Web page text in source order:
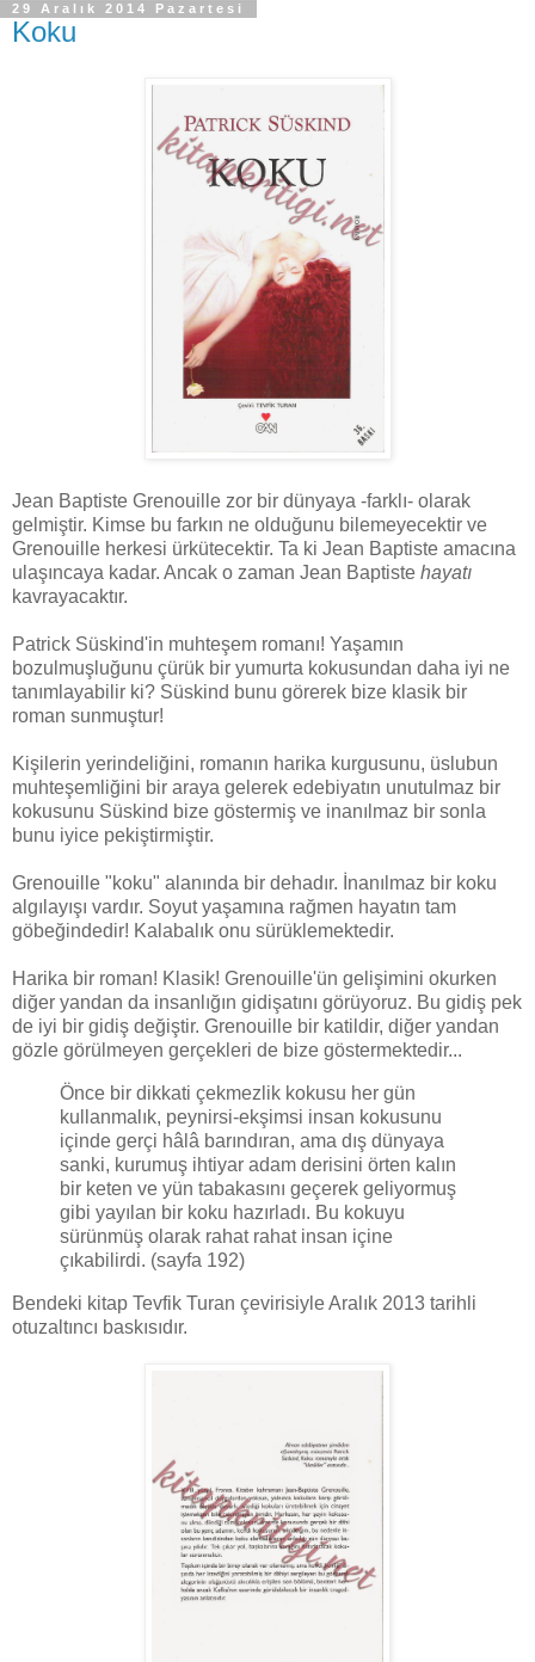
29 Aralık 2014 Pazartesi
Koku
Jean Baptiste Grenouille zor bir dünyaya -farklı- olarak
gelmiştir. Kimse bu farkın ne olduğunu bilemeyecektir ve
Grenouille herkesi ürkütecektir. Ta ki Jean Baptiste amacına
ulaşıncaya kadar. Ancak o zaman Jean Baptiste hayatı
kavrayacaktır.
Patrick Süskind'in muhteşem romanı! Yaşamın
bozulmuşluğunu çürük bir yumurta kokusundan daha iyi ne
tanımlayabilir ki? Süskind bunu görerek bize klasik bir
roman sunmuştur!
Kişilerin yerindeliğini, romanın harika kurgusunu, üslubun
muhteşemliğini bir araya gelerek edebiyatın unutulmaz bir
kokusunu Süskind bize göstermiş ve inanılmaz bir sonla
bunu iyice pekiştirmiştir.
Grenouille "koku" alanında bir dehadır. İnanılmaz bir koku
algılayışı vardır. Soyut yaşamına rağmen hayatın tam
göbeğindedir! Kalabalık onu sürüklemektedir.
Harika bir roman! Klasik! Grenouille'ün gelişimini okurken
diğer yandan da insanlığın gidişatını görüyoruz. Bu gidiş pek
de iyi bir gidiş değiştir. Grenouille bir katildir, diğer yandan
gözle görülmeyen gerçekleri de bize göstermektedir...
Önce bir dikkati çekmezlik kokusu her gün
kullanmalık, peynirsi-ekşimsi insan kokusunu
içinde gerçi hâlâ barındıran, ama dış dünyaya
sanki, kurumuş ihtiyar adam derisini örten kalın
bir keten ve yün tabakasını geçerek geliyormuş
gibi yayılan bir koku hazırladı. Bu kokuyu
sürünmüş olarak rahat rahat insan içine
çıkabilirdi. (sayfa 192)
Bendeki kitap Tevfik Turan çevirisiyle Aralık 2013 tarihli
otuzaltıncı baskısıdır.